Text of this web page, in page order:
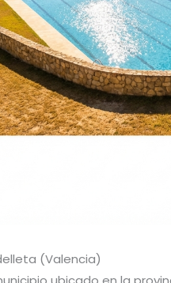
(Valencia)